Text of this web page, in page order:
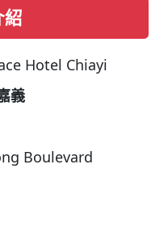
Hotel Chiayi
義
Boulevard